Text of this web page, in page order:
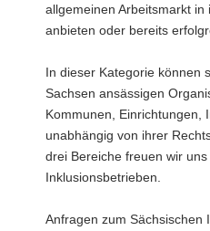
allgemeinen Arbeitsmarkt in
anbieten oder bereits
In dieser Kategorie können
Sachsen ansässigen
Kommunen, Einrichtungen,
unabhängig von ihrer
drei Bereiche freuen wir
Inklusionsbetrieben.
Anfragen zum Sächsischen